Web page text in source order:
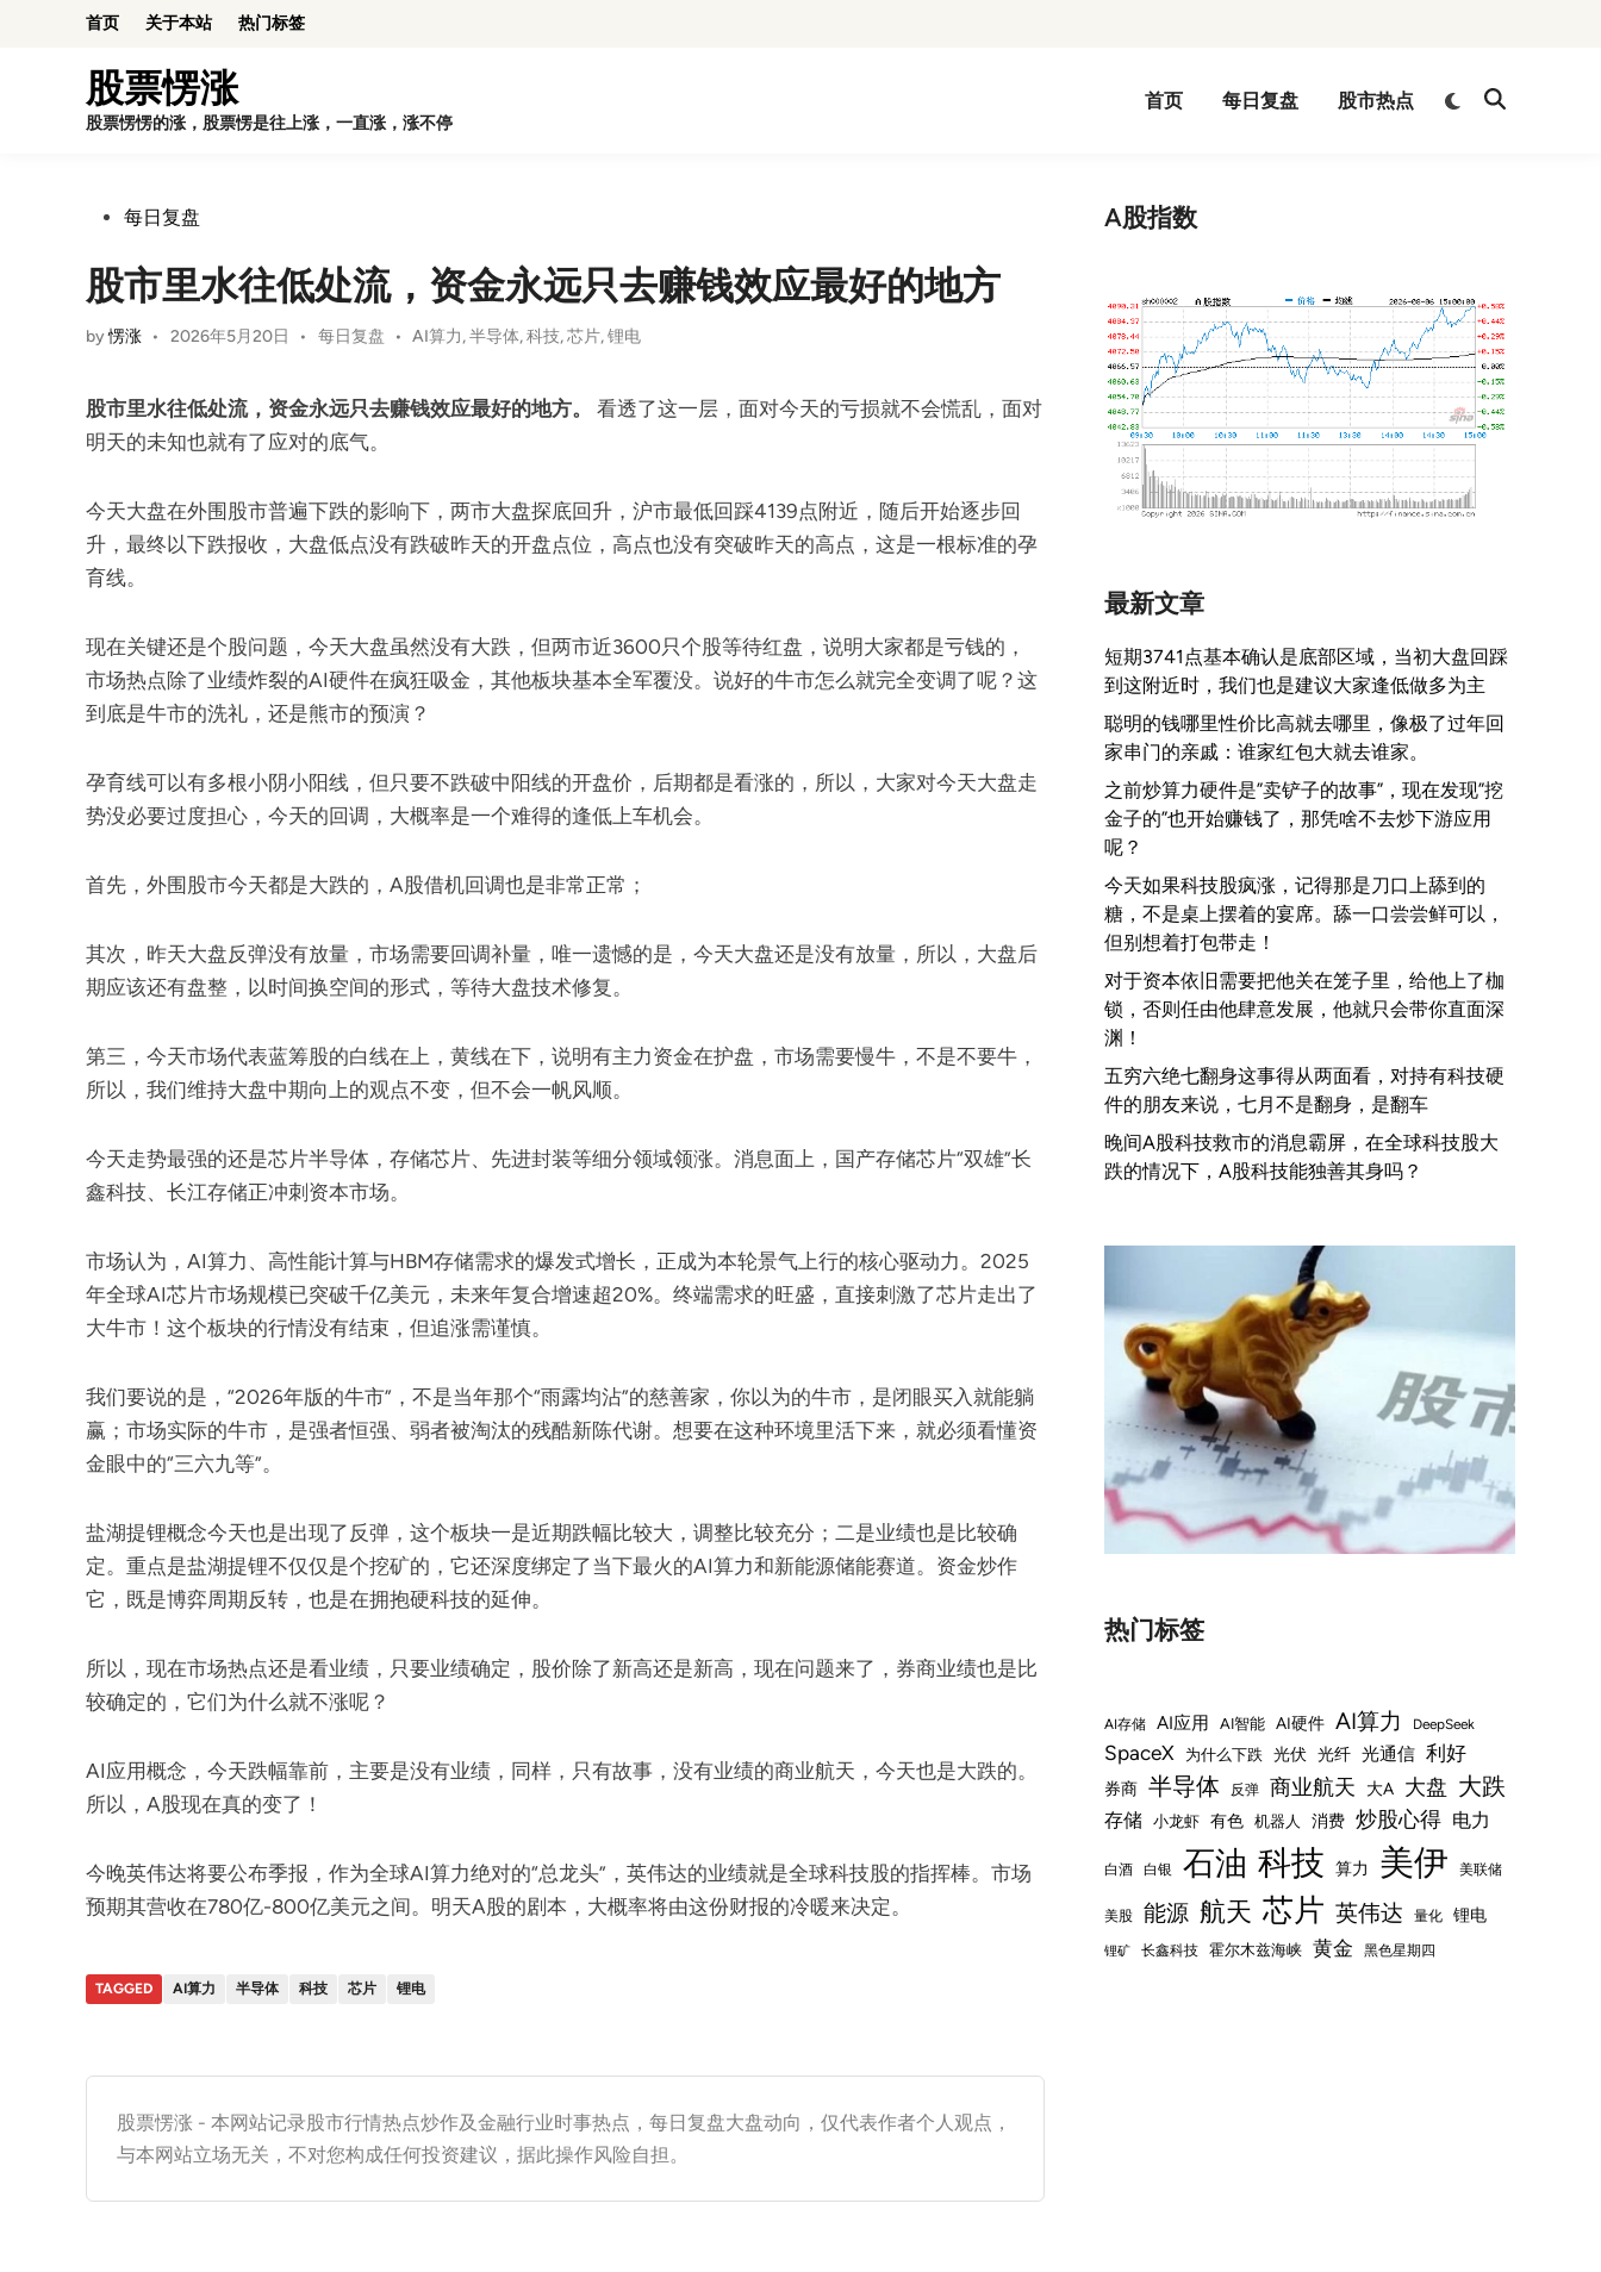
首页 关于本站 热门标签
股票愣涨
股票愣愣的涨，股票愣是往上涨，一直涨，涨不停
首页 每日复盘 股市热点
Switch
Open
Posted每日复盘
股市里水往低处流，资金永远只去赚钱效应最好的地方
by愣涨 • 2026年5月20日 •
Posted
每日复盘 • AI算力,半导体,科技,芯片,锂电
股市里水往低处流，资金永远只去赚钱效应最好的地方。
看透了这一层，面对今天的亏损就不会慌乱，面对
明天的未知也就有了应对的底气。
今天大盘在外围股市普遍下跌的影响下，两市大盘探底回升，沪市最低回踩4139点附近，随后开始逐步回
升，最终以下跌报收，大盘低点没有跌破昨天的开盘点位，高点也没有突破昨天的高点，这是一根标准的孕
育线。
现在关键还是个股问题，今天大盘虽然没有大跌，但两市近3600只个股等待红盘，说明大家都是亏钱的，
市场热点除了业绩炸裂的AI硬件在疯狂吸金，其他板块基本全军覆没。说好的牛市怎么就完全变调了呢？这
到底是牛市的洗礼，还是熊市的预演？
孕育线可以有多根小阴小阳线，但只要不跌破中阳线的开盘价，后期都是看涨的，所以，大家对今天大盘走
势没必要过度担心，今天的回调，大概率是一个难得的逢低上车机会。
首先，外围股市今天都是大跌的，A股借机回调也是非常正常；
其次，昨天大盘反弹没有放量，市场需要回调补量，唯一遗憾的是，今天大盘还是没有放量，所以，大盘后
期应该还有盘整，以时间换空间的形式，等待大盘技术修复。
第三，今天市场代表蓝筹股的白线在上，黄线在下，说明有主力资金在护盘，市场需要慢牛，不是不要牛，
所以，我们维持大盘中期向上的观点不变，但不会一帆风顺。
今天走势最强的还是芯片半导体，存储芯片、先进封装等细分领域领涨。消息面上，国产存储芯片“双雄”长
鑫科技、长江存储正冲刺资本市场。
市场认为，AI算力、高性能计算与HBM存储需求的爆发式增长，正成为本轮景气上行的核心驱动力。2025
年全球AI芯片市场规模已突破千亿美元，未来年复合增速超20%。终端需求的旺盛，直接刺激了芯片走出了
大牛市！这个板块的行情没有结束，但追涨需谨慎。
我们要说的是，“2026年版的牛市”，不是当年那个“雨露均沾”的慈善家，你以为的牛市，是闭眼买入就能躺
赢；市场实际的牛市，是强者恒强、弱者被淘汰的残酷新陈代谢。想要在这种环境里活下来，就必须看懂资
金眼中的“三六九等”。
盐湖提锂概念今天也是出现了反弹，这个板块一是近期跌幅比较大，调整比较充分；二是业绩也是比较确
定。重点是盐湖提锂不仅仅是个挖矿的，它还深度绑定了当下最火的AI算力和新能源储能赛道。资金炒作
它，既是博弈周期反转，也是在拥抱硬科技的延伸。
所以，现在市场热点还是看业绩，只要业绩确定，股价除了新高还是新高，现在问题来了，券商业绩也是比
较确定的，它们为什么就不涨呢？
AI应用概念，今天跌幅靠前，主要是没有业绩，同样，只有故事，没有业绩的商业航天，今天也是大跌的。
所以，A股现在真的变了！
今晚英伟达将要公布季报，作为全球AI算力绝对的“总龙头”，英伟达的业绩就是全球科技股的指挥棒。市场
预期其营收在780亿-800亿美元之间。明天A股的剧本，大概率将由这份财报的冷暖来决定。
TAGGED AI算力 半导体 科技 芯片 锂电
股票愣涨 - 本网站记录股市行情热点炒作及金融行业时事热点，每日复盘大盘动向，仅代表作者个人观点，
与本网站立场无关，不对您构成任何投资建议，据此操作风险自担。
A股指数
最新文章
短期3741点基本确认是底部区域，当初大盘回踩
到这附近时，我们也是建议大家逢低做多为主
聪明的钱哪里性价比高就去哪里，像极了过年回
家串门的亲戚：谁家红包大就去谁家。
之前炒算力硬件是”卖铲子的故事”，现在发现”挖
金子的”也开始赚钱了，那凭啥不去炒下游应用
呢？
今天如果科技股疯涨，记得那是刀口上舔到的
糖，不是桌上摆着的宴席。舔一口尝尝鲜可以，
但别想着打包带走！
对于资本依旧需要把他关在笼子里，给他上了枷
锁，否则任由他肆意发展，他就只会带你直面深
渊！
五穷六绝七翻身这事得从两面看，对持有科技硬
件的朋友来说，七月不是翻身，是翻车
晚间A股科技救市的消息霸屏，在全球科技股大
跌的情况下，A股科技能独善其身吗？
热门标签
AI存储 AI应用 AI智能 AI硬件 AI算力 DeepSeek
SpaceX 为什么下跌 光伏 光纤 光通信 利好
券商 半导体 反弹 商业航天 大A 大盘 大跌
存储 小龙虾 有色 机器人 消费 炒股心得 电力
白酒 白银 石油 科技 算力 美伊 美联储
美股 能源 航天 芯片 英伟达 量化 锂电
锂矿 长鑫科技 霍尔木兹海峡 黄金 黑色星期四